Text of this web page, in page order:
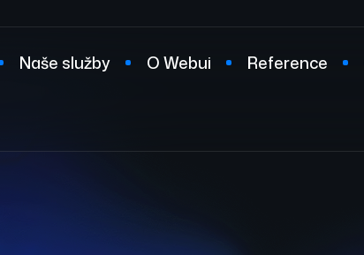
Naše služby O Webui Reference